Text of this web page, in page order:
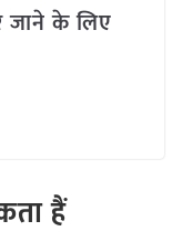
जाने के लिए
हैं